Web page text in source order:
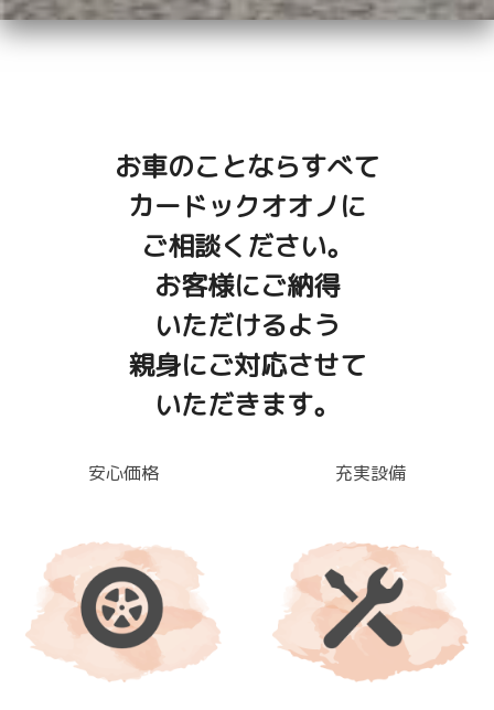
お車のことならすべて
カードックオオノに
ご相談ください。
お客様にご納得
いただけるよう
親身にご対応させて
いただきます。
安心価格 充実設備